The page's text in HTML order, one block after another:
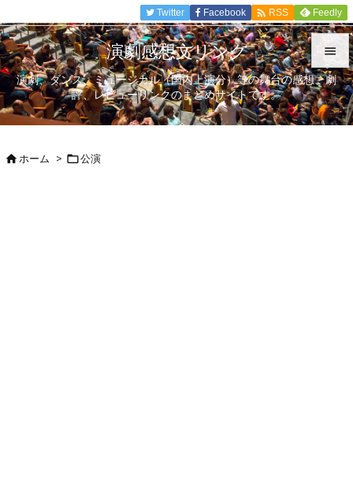


メニュ

Twitter Facebook  RSS Feedly
演劇感想文リンク
演劇、ダンス、ミュージカル（国内上演分）等の舞台の感想、劇
評、レビューリンクのまとめサイトです。
ホーム > 公演